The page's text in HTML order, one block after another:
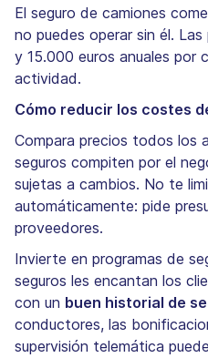
El seguro de camiones
no puedes operar sin él.
y 15.000 euros anuales por
actividad.
Cómo reducir los costes
Compara precios todos los
seguros compiten por el
sujetas a cambios. No te
automáticamente: pide
proveedores.
Invierte en programas de
seguros les encantan los
con un buen historial de
conductores, las
supervisión telemática